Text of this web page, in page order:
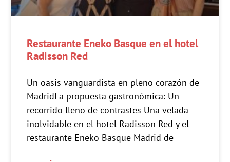
Restaurante Eneko Basque en el hotel
Radisson Red
Un oasis vanguardista en pleno corazón de
MadridLa propuesta gastronómica: Un
recorrido lleno de contrastes Una velada
inolvidable en el hotel Radisson Red y el
restaurante Eneko Basque Madrid de